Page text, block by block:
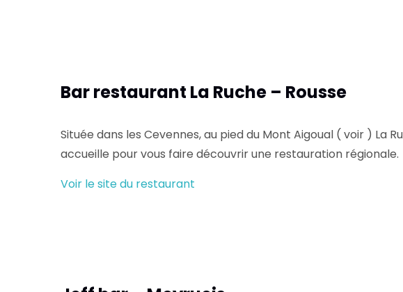
Bar restaurant La Ruche – Rousse
Située dans les Cevennes, au pied du Mont Aigoual ( voir ) La
accueille pour vous faire découvrir une restauration régionale.
Voir le site du restaurant